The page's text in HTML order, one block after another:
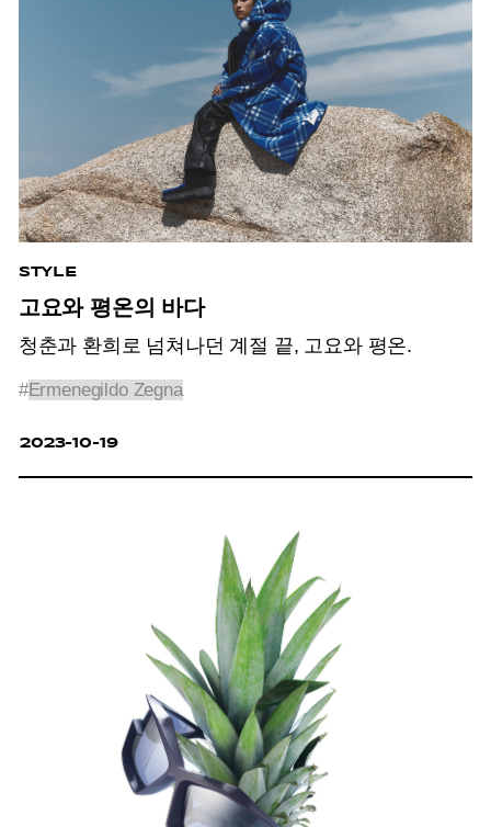
STYLE
고요와 평온의 바다
청춘과 환희로 넘쳐나던 계절 끝, 고요와 평온.
#Ermenegildo Zegna
2023-10-19